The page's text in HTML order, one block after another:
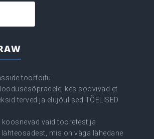
toortoitu
kes soovivad et
terved ja elujõulised TÕELISED
vaid tooretest ja
mis on väga lähedane